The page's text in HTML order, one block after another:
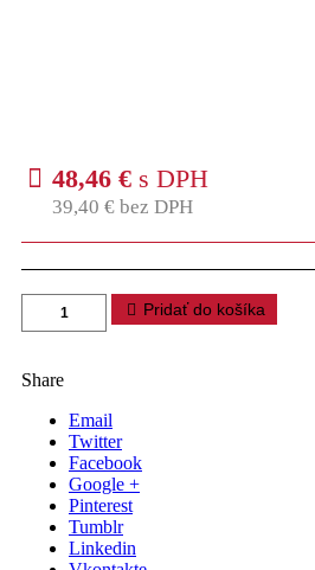
48,46€ s DPH
39,40 € bez DPH
Pridať do košíka
Share
Email
Twitter
Facebook
Google +
Pinterest
Tumblr
Linkedin